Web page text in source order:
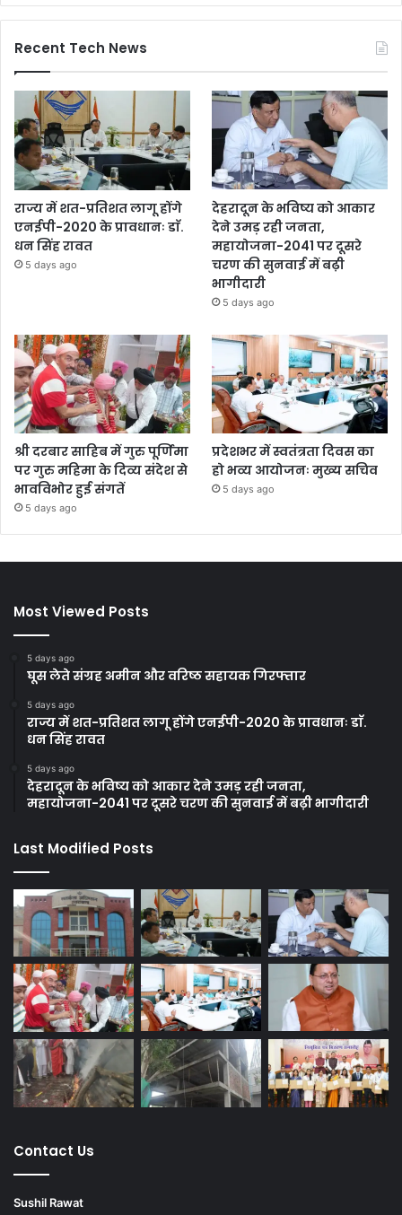
Recent Tech News
राज्य में शत-प्रतिशत लागू होंगे
एनईपी-2020 के प्रावधानः डाॅ.
धन सिंह रावत
5 days ago
देहरादून के भविष्य को आकार
देने उमड़ रही जनता,
महायोजना-2041 पर दूसरे
चरण की सुनवाई में बढ़ी
भागीदारी
5 days ago
श्री दरबार साहिब में गुरु पूर्णिमा
पर गुरु महिमा के दिव्य संदेश से
भावविभोर हुई संगतें
5 days ago
प्रदेशभर में स्वतंत्रता दिवस का
हो भव्य आयोजनः मुख्य सचिव
5 days ago
Most Viewed Posts
5 days ago
घूस लेते संग्रह अमीन और वरिष्ठ सहायक गिरफ्तार
5 days ago
राज्य में शत-प्रतिशत लागू होंगे एनईपी-2020 के प्रावधानः डाॅ.
धन सिंह रावत
5 days ago
देहरादून के भविष्य को आकार देने उमड़ रही जनता,
महायोजना-2041 पर दूसरे चरण की सुनवाई में बढ़ी भागीदारी
Last Modified Posts
Contact Us
Sushil Rawat